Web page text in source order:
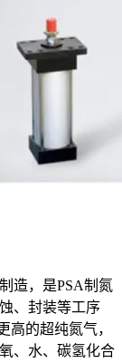
造，是PSA制氮
、封装等工序
高的超纯氮气，
、水、碳氢化合